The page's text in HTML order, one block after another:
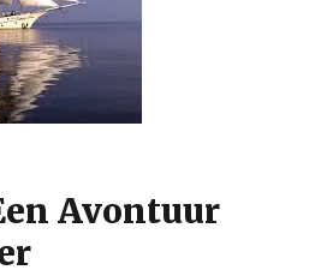
Avontuur